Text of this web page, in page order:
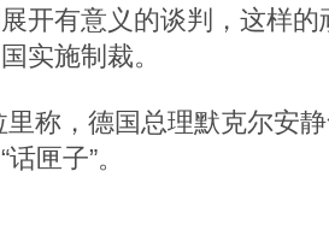
开有意义的谈判，这样
实施制裁。
称，德国总理默克尔安
匣子”。